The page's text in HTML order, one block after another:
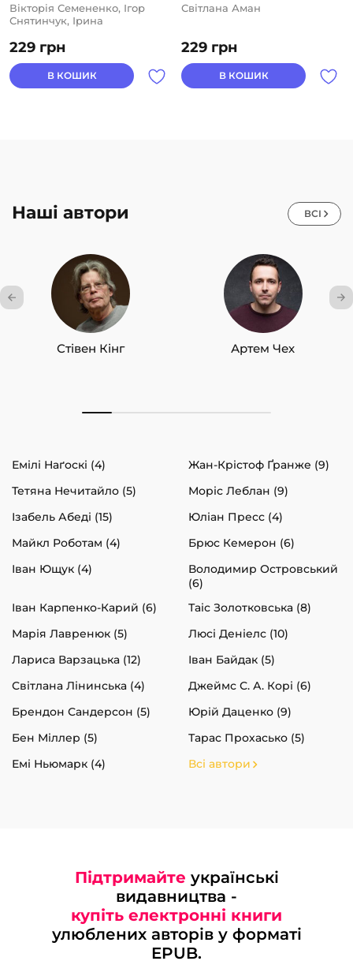
229 грн
Вікторія Семененко, Ігор
Снятинчук, Ірина
Кухарець, Олена Ходюк,
Світлана Аман, Тетяна
Іваніцька-Дячун, Тетяна
Шаповал, Уляна Біланюк,
В КОШИК
229 грн
Світлана Аман
В КОШИК
Наші автори ВСІ
Стівен Кінг Артем Чех
Емілі Наґоскі (4)
Жан-Крістоф Ґранже (9)
Тетяна Нечитайло (5)
Моріс Леблан (9)
Ізабель Абеді (15)
Юліан Пресс (4)
Майкл Роботам (4)
Брюс Кемерон (6)
Іван Ющук (4)
Володимир Островський
(6)
Іван Карпенко-Карий (6)
Таіс Золотковська (8)
Марія Лавренюк (5)
Люсі Деніелс (10)
Лариса Варзацька (12)
Іван Байдак (5)
Світлана Лінинська (4)
Джеймс С. А. Корі (6)
Брендон Сандерсон (5)
Юрій Даценко (9)
Бен Міллер (5)
Тарас Прохасько (5)
Емі Ньюмарк (4)
Всі автори
Підтримайте українські
видавництва -
купіть електронні книги
улюблених авторів у форматі
EPUB.